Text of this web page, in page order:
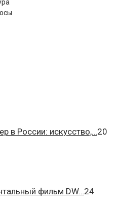
в России: искусство,…20
фильм DW…24